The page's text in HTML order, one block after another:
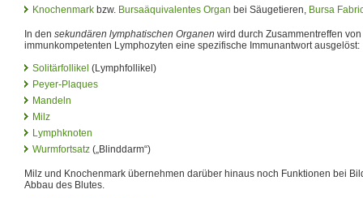
Knochenmark bzw. Bursaäquivalentes Organ bei Säugetieren, Bursa
In den sekundären lymphatischen Organen wird durch Zusammentreffen
immunkompetenten Lymphozyten eine spezifische Immunantwort ausgelöst:
Solitärfollikel (Lymphfollikel)
Peyer-Plaques
Mandeln
Milz
Lymphknoten
Wurmfortsatz („Blinddarm“)
Milz und Knochenmark übernehmen darüber hinaus noch Funktionen bei
Abbau des Blutes.